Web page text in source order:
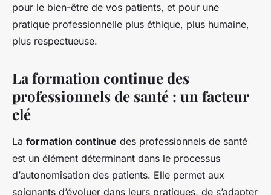
pour le bien-être de vos patients, et pour une
pratique professionnelle plus éthique, plus humaine,
plus respectueuse.
La formation continue des
professionnels de santé : un facteur
clé
La formation continue des professionnels de santé
est un élément déterminant dans le processus
d’autonomisation des patients. Elle permet aux
soignants d’évoluer dans leurs pratiques, de s’adapter